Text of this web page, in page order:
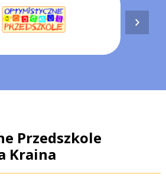
Przedszkole
Kraina